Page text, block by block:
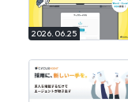
2026.06.25